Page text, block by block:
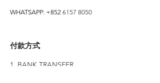
WHATSAPP: +852 6157 8050
付款方式
1. BANK TRANSFER